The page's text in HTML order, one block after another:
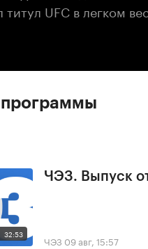
титул UFC в легком
программы
32:53
ЧЭЗ. Выпуск
ЧЭЗ 09 авг, 15:57